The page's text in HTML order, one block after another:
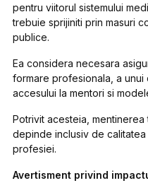
pentru viitorul sistemului
trebuie sprijiniti prin masuri
publice.
Ea considera necesara
formare profesionala, a
accesului la mentori si
Potrivit acesteia, mentinerea
depinde inclusiv de
profesiei.
Avertisment privind